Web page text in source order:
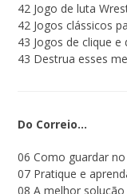
42 Jogo de luta
42 Jogos clássicos
43 Jogos de clique e
43 Destrua esses
Do Correio…
06 Como guardar
07 Pratique e
08 A melhor